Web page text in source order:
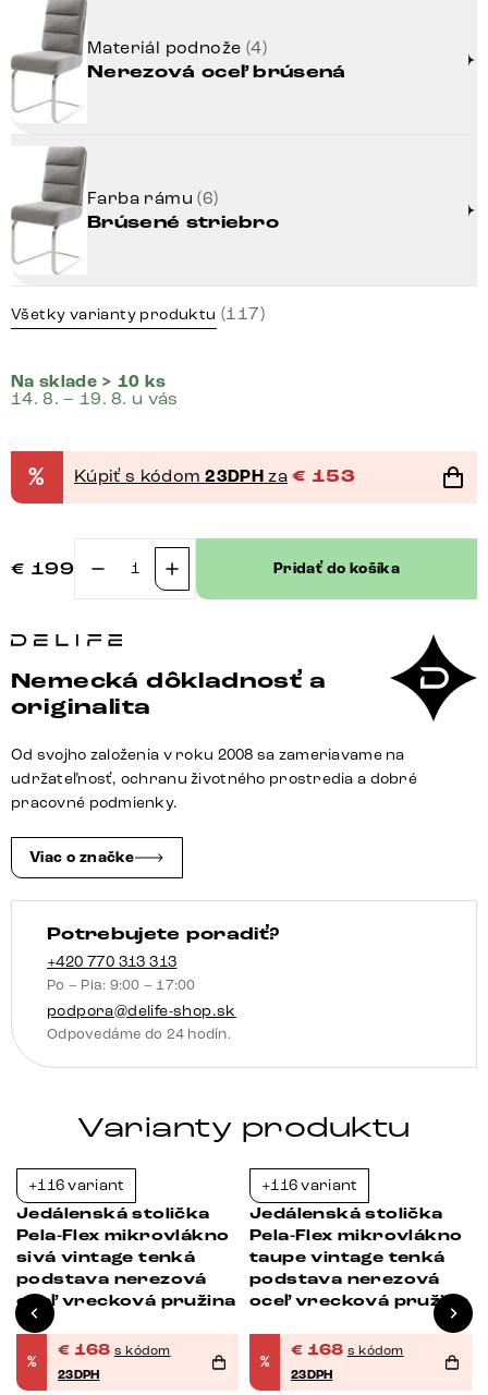
Materiál podnože (4)
Nerezová oceľ brúsená
Farba rámu(6)
Brúsené striebro
Všetky varianty produktu (117)
Na sklade > 10 ks
14. 8. – 19. 8. u vás
% Kúpiť s kódom23DPH za € 153
€ 199
množstvo
jedálenská
Pela-
Flex
štruktúrovaná
látka
mäkká
konzolová
jedálenská
stolička
plochá
nerezová
oceľ
vrecková
pružina
Pridať do košíka
Nemecká dôkladnosť a
originalita
Od svojho založenia v roku 2008 sa zameriavame na
udržateľnosť, ochranu životného prostredia a dobré
pracovné podmienky.
Viac o značke
Potrebujete poradiť?
+420 770 313 313
Po – Pia: 9:00 – 17:00
podpora@delife-shop.sk
Odpovedáme do 24 hodín.
Varianty produktu
+116 variant
Jedálenská stolička
Pela-Flex mikrovlákno
sivá vintage tenká
podstava nerezová
oceľ vrecková pružina
%
€ 168 s kódom
23DPH
+116 variant
Jedálenská stolička
Pela-Flex mikrovlákno
taupe vintage tenká
podstava nerezová
oceľ vrecková pružina
%
€ 168 s kódom
23DPH